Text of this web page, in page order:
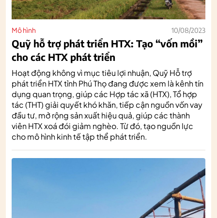
Mô hình 10/08/2023
Quỹ hỗ trợ phát triển HTX: Tạo “vốn mồi”
cho các HTX phát triển
Hoạt động không vì mục tiêu lợi nhuận, Quỹ Hỗ trợ
phát triển HTX tỉnh Phú Thọ đang được xem là kênh tín
dụng quan trọng, giúp các Hợp tác xã (HTX), Tổ hợp
tác (THT) giải quyết khó khăn, tiếp cận nguồn vốn vay
đầu tư, mở rộng sản xuất hiệu quả, giúp các thành
viên HTX xoá đói giảm nghèo. Từ đó, tạo nguồn lực
cho mô hình kinh tế tập thể phát triển.